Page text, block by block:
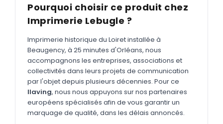
MARQUAGE TEXTILE
Tee-shirts Nouveau
Polos Nouveau
Sweatshirts
GOODIES
Catalogue complet Nouveau
Pourquoi choisir ce produit chez
Imprimerie Lebugle ?
Imprimerie historique du Loiret installée à
Beaugency, à 25 minutes d'Orléans, nous
accompagnons les entreprises, associations et
collectivités dans leurs projets de communication
par l'objet depuis plusieurs décennies. Pour ce
llaving, nous nous appuyons sur nos partenaires
européens spécialisés afin de vous garantir un
marquage de qualité, dans les délais annoncés.